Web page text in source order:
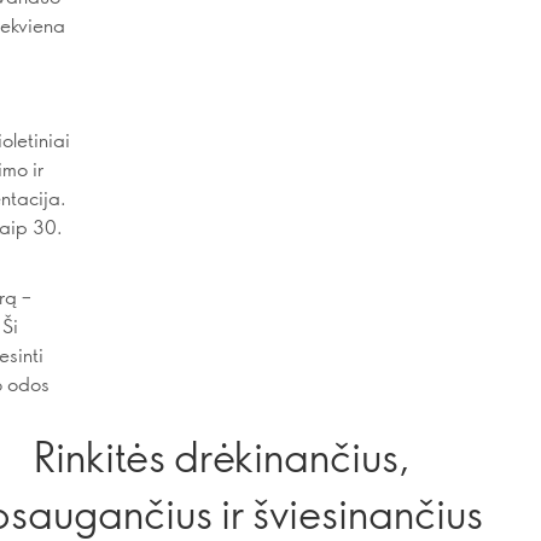
ir
30.
–
odos
Rinkitės drėkinančius,
ir šviesinančius